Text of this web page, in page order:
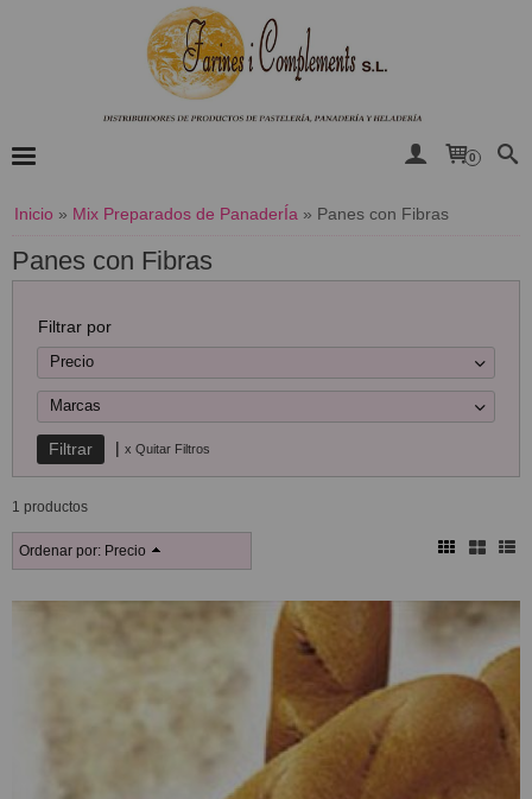
0
Inicio » Mix Preparados de PanaderÍa » Panes con Fibras
Panes con Fibras
Filtrar por
Precio
Marcas
| x Quitar Filtros
1 productos
Ordenar por: Precio